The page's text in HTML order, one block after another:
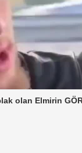
olan Elmirin